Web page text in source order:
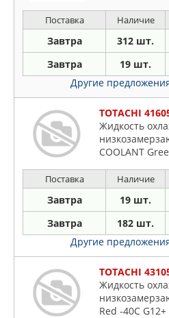
Поставка Наличие
Завтра 312 шт.
Завтра 19 шт.
Другие
TOTACHI
Жидкость
COOLANT
Поставка Наличие
Завтра 19 шт.
Завтра 182 шт.
Другие
TOTACHI
Жидкость
Red -40C G12+